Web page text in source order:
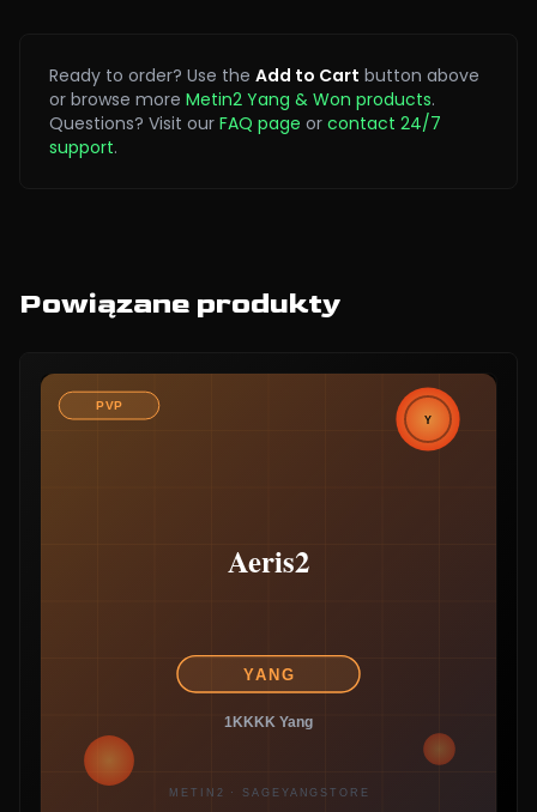
Ready to order? Use the Add to Cart button above
or browse more Metin2 Yang & Won products.
Questions? Visit our FAQ page or contact 24/7
support.
Powiązane produkty